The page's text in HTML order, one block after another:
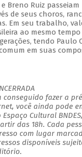
Breno Ruiz
de seus choros,
Em seu trabalho,
ao mesmo
tendo Paulo
em suas
conseguido fazer a
você ainda pode
Cultural
das 18h. Cada
com lugar
disponíveis